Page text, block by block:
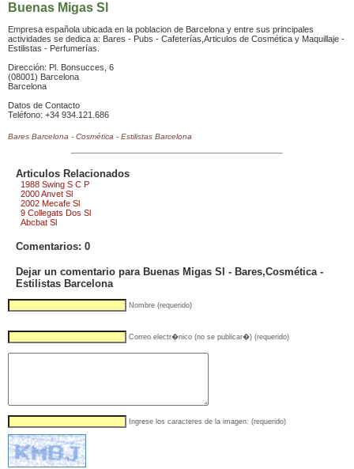
Buenas Migas Sl
Empresa española ubicada en la poblacion de Barcelona y entre sus principales
actividades se dedica a: Bares - Pubs - Cafeterías,Articulos de Cosmética y Maquillaje -
Estilistas - Perfumerías.
Dirección: Pl. Bonsucces, 6
(08001) Barcelona
Barcelona
Datos de Contacto
Teléfono: +34 934.121.686
Bares Barcelona - Cosmética - Estilistas Barcelona
Articulos Relacionados
1988 Swing S C P
2000 Anvet Sl
2002 Mecafe Sl
9 Collegats Dos Sl
Abcbat Sl
Comentarios: 0
Dejar un comentario para Buenas Migas Sl - Bares,Cosmética -
Estilistas Barcelona
Nombre (requerido)
Correo electr�nico (no se publicar�) (requerido)
Ingrese los caracteres de la imagen: (requerido)